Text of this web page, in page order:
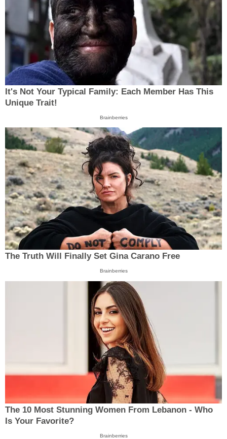
It's Not Your Typical Family: Each Member Has This
Unique Trait!
Brainberries
The Truth Will Finally Set Gina Carano Free
Brainberries
The 10 Most Stunning Women From Lebanon - Who
Is Your Favorite?
Brainberries